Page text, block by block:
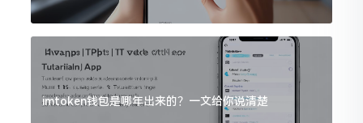
imtoken钱包是哪年出来的？一文给你说清楚